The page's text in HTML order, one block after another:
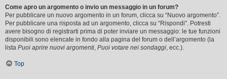
Come apro un argomento o invio un messaggio in un forum?
Per pubblicare un nuovo argomento in un forum, clicca su “Nuovo argomento”.
Per pubblicare una risposta ad un argomento, clicca su “Rispondi”. Potresti
avere bisogno di registrarti prima di poter inviare un messaggio: le tue funzioni
disponibili sono elencate in fondo alla pagina del forum o dell’argomento (la
lista Puoi aprire nuovi argomenti, Puoi votare nei sondaggi, ecc.).
Top